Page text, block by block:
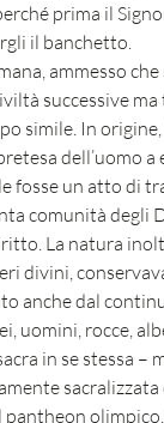
prima il
il banchetto.
ammesso
successive
simile. In
dell’uomo
fosse un atto di
comunità degli
La natura
divini,
anche dal
uomini, rocce,
in se stessa –
sacralizzata
pantheon